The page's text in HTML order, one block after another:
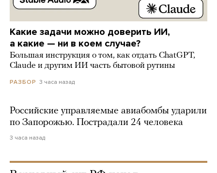
Какие задачи можно доверить ИИ,
а какие — ни в коем случае?
Большая инструкция о том, как отдать ChatGPT,
Claude и другим ИИ часть бытовой рутины
РАЗБОР 3 часа назад
Российские управляемые авиабомбы ударили
по Запорожью. Пострадали 24 человека
3 часа назад